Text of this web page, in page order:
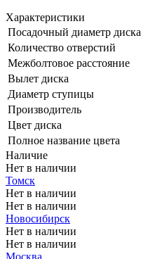
Характеристики
Посадочный диаметр диска
Количество отверстий
Межболтовое расстояние
Вылет диска
Диаметр ступицы
Производитель
Цвет диска
Полное название цвета
Наличие
Нет в наличии
Томск
Нет в наличии
Нет в наличии
Новосибирск
Нет в наличии
Нет в наличии
Москва